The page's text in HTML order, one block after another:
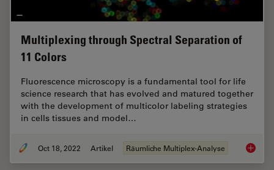
Multiplexing through Spectral Separation of
11 Colors
Fluorescence microscopy is a fundamental tool for life
science research that has evolved and matured together
with the development of multicolor labeling strategies
in cells tissues and model…
Oct 18, 2022 Artikel Räumliche Multiplex-Analyse